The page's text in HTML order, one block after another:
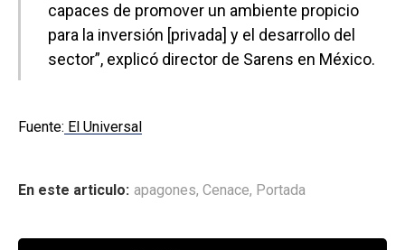
capaces de promover un ambiente propicio
para la inversión [privada] y el desarrollo del
sector”, explicó director de Sarens en México.
Fuente: El Universal
En este articulo: apagones, Cenace, Portada